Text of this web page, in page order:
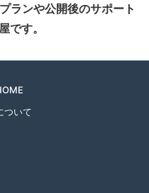
ランや公開後のサポート
です。
ついて